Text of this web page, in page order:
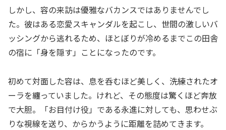
しかし、容の来訪は優雅なバカンスではありませんでし
た。彼はある恋愛スキャンダルを起こし、世間の激しいバ
ッシングから逃れるため、ほとぼりが冷めるまでこの田舎
の宿に「身を隠す」ことになったのです。
初めて対面した容は、息を呑むほど美しく、洗練されたオ
ーラを纏っていました。けれど、その態度は驚くほど奔放
で大胆。「お目付け役」である永進に対しても、思わせぶ
りな視線を送り、からかうように距離を詰めてきます。